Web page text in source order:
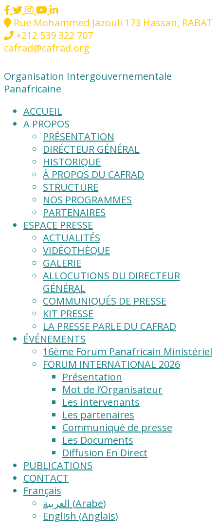
Rue Mohammed Jazouli 173 Hassan, RABAT
+212 539 322 707
cafrad@cafrad.org
Organisation Intergouvernementale
Panafricaine
ACCUEIL
A PROPOS
PRÉSENTATION
DIRÉCTEUR GÉNÉRAL
HISTORIQUE
À PROPOS DU CAFRAD
STRUCTURE
NOS PROGRAMMES
PARTENAIRES
ESPACE PRESSE
ACTUALITÉS
VIDÉOTHÈQUE
GALERIE
ALLOCUTIONS DU DIRECTEUR
GÉNÉRAL
COMMUNIQUÉS DE PRESSE
KIT PRESSE
LA PRESSE PARLE DU CAFRAD
ÉVÉNEMENTS
16ème Forum Panafricain Ministériel
FORUM INTERNATIONAL 2026
Présentation
Mot de l’Organisateur
Les intervenants
Les partenaires
Communiqué de presse
Les Documents
Diffusion En Direct
PUBLICATIONS
CONTACT
Français
العربية (Arabe)
English (Anglais)